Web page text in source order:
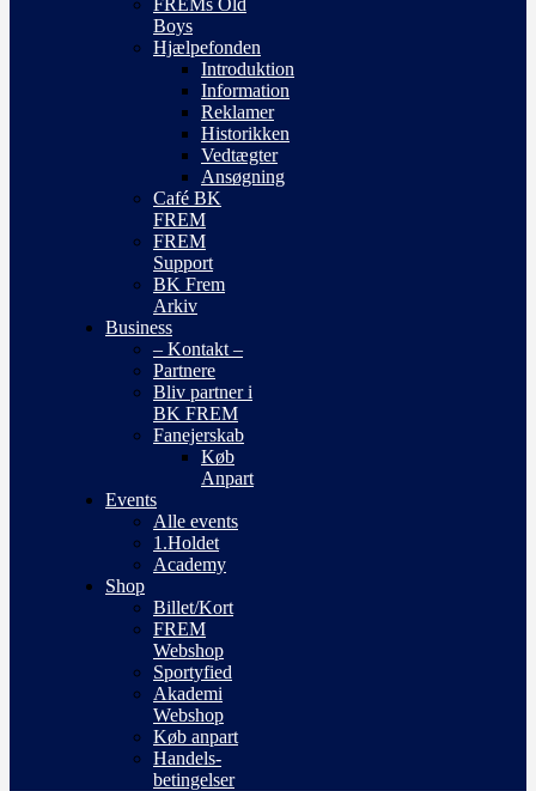
FREMs Old
Boys
Hjælpefonden
Introduktion
Information
Reklamer
Historikken
Vedtægter
Ansøgning
Café BK
FREM
FREM
Support
BK Frem
Arkiv
Business
– Kontakt –
Partnere
Bliv partner i
BK FREM
Fanejerskab
Køb
Anpart
Events
Alle events
1.Holdet
Academy
Shop
Billet/Kort
FREM
Webshop
Sportyfied
Akademi
Webshop
Køb anpart
Handels-
betingelser